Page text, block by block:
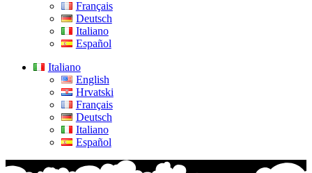
Français
Deutsch
Italiano
Español
Italiano
English
Hrvatski
Français
Deutsch
Italiano
Español